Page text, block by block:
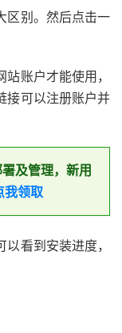
区别。然后点击一
账户才能使用，
接可以注册账户并
及管理，新用
我领取
看到安装进度，